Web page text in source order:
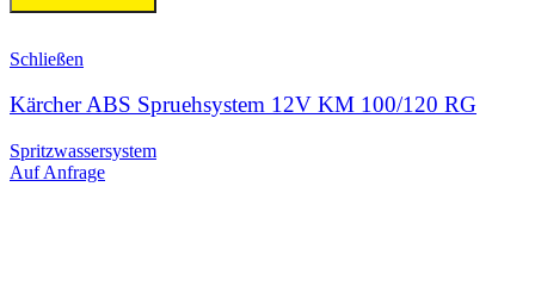
Schließen
Kärcher ABS Spruehsystem 12V KM 100/120 RG
Spritzwassersystem
Auf Anfrage